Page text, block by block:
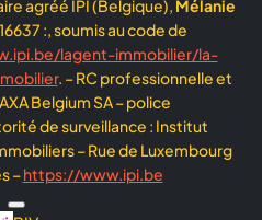
agréé IPI (Belgique), Mélanie
:, soumis au code de
lagent-immobilier/la-
. – RC professionnelle et
Belgium SA – police
de surveillance : Institut
– Rue de Luxembourg
–https://www.ipi.be